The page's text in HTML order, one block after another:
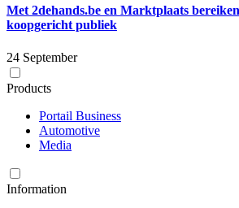
Met 2dehands.be en Marktplaats
koopgericht publiek
24 September
Products
Portail Business
Automotive
Media
Information